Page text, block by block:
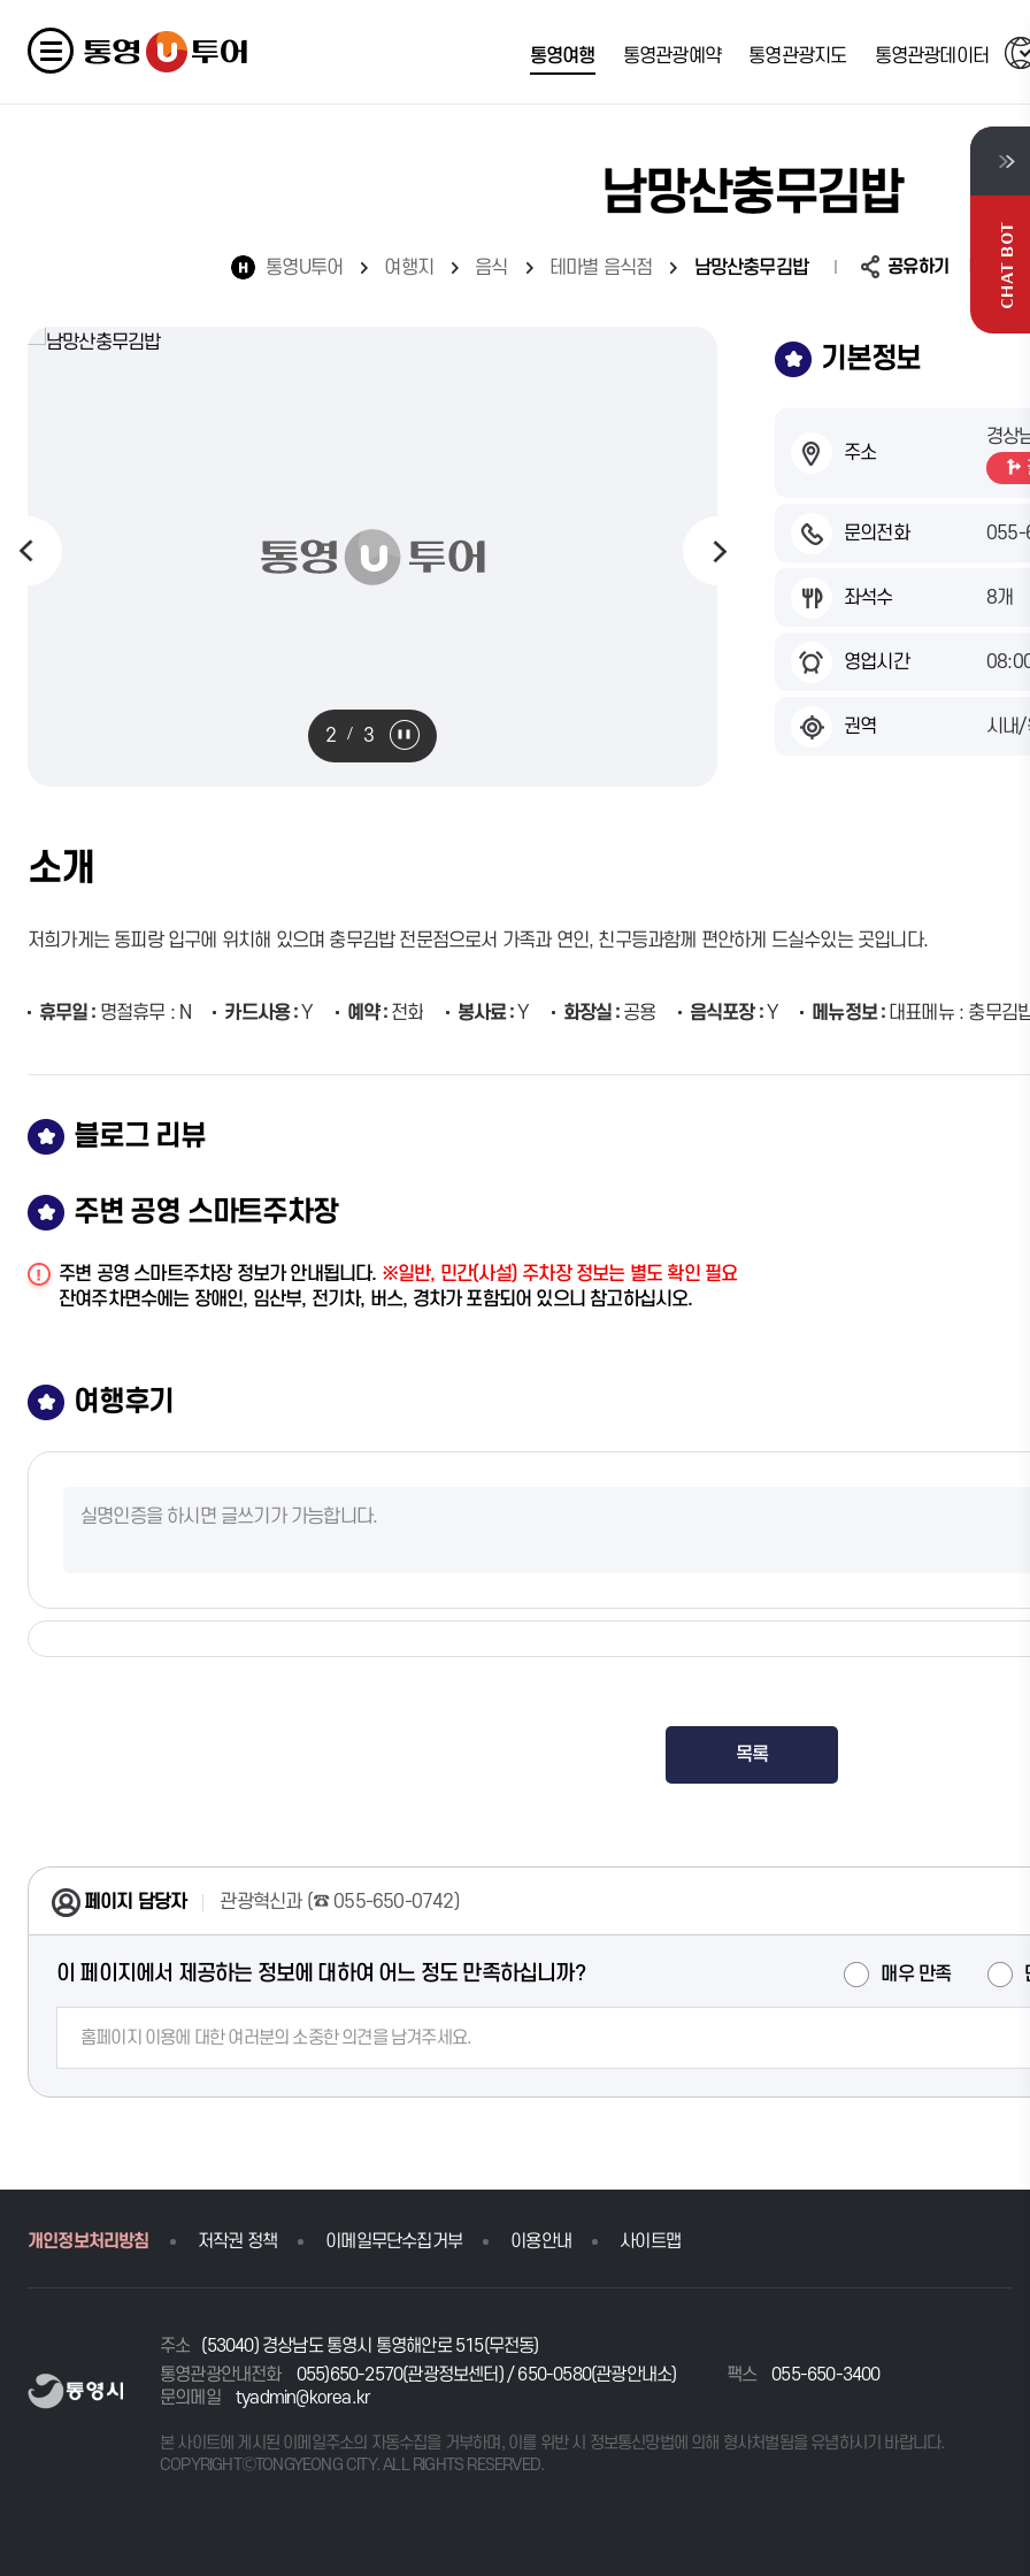
통영여행 통영관광예약 통영관광지도 통영관광데이터
남망산충무김밥
통영U투어 여행지 음식 테마별 음식점 남망산충무김밥 공유하기
2 3
기본정보
주소
경상
문의전화 055-
좌석수 8개
영업시간
권역 시내/
소개
저희가게는 동피랑 입구에 위치해 있으며 충무김밥 전문점으로서 가족과 연인, 친구등과함께 편안하게 드실수있는 곳입니다.
휴무일 명절휴무 : N 카드사용 Y 예약 전화 봉사료 Y 화장실 공용 음식포장 Y 메뉴정보 대표메뉴 : 충무김
블로그 리뷰
주변 공영 스마트주차장
주변 공영 스마트주차장 정보가 안내됩니다. ※일반, 민간(사설) 주차장 정보는 별도 확인 필요
잔여주차면수에는 장애인, 임산부, 전기차, 버스, 경차가 포함되어 있으니 참고하십시오.
여행후기
목록
페이지 담당자 관광혁신과 (☎ 055-650-0742)
이 페이지에서 제공하는 정보에 대하여 어느 정도 만족하십니까? 매우 만족
CHAT BOT
개인정보처리방침 저작권 정책 이메일무단수집거부 이용안내 사이트맵
주소
(53040) 경상남도 통영시 통영해안로 515(무전동)
통영관광안내전화
055)650-2570(관광정보센터) / 650-0580(관광안내소) 팩스
055-650-3400
문의메일
tyadmin@korea.kr
본 사이트에 게시된 이메일주소의 자동수집을 거부하며, 이를 위반 시 정보통신망법에 의해 형사처벌됨을 유념하시기 바랍니다.
COPYRIGHTⒸTONGYEONG CITY. ALL RIGHTS RESERVED.